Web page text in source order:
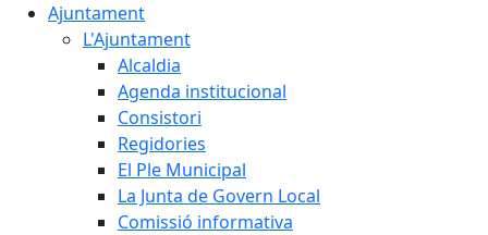
Ajuntament
L'Ajuntament
Alcaldia
Agenda institucional
Consistori
Regidories
El Ple Municipal
La Junta de Govern Local
Comissió informativa